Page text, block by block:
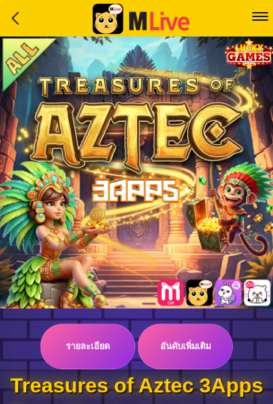
Home
Event
LuckyGame
WinwinCoin
Debit
Mdoll
Help
Support
Language
:
Log in
Top up
รายละเอียด อันดับเพิ่มเติม
Treasures of Aztec 3Apps